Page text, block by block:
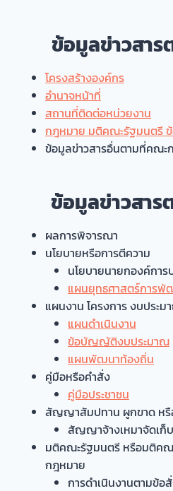
ข้อมูลข่าวสาร
โครงสร้างองค์กร
อำนาจหน้าที่
สถานที่ติดต่อหน่วยงาน
กฎหมาย มติคณะรัฐมนตรี
ข้อมูลข่าวสารอื่นตามที่คณะ
ข้อมูลข่าวสาร
ผลการพิจารณา
นโยบายหรือการตีความ
นโยบายนายกองค์กา
แผนยุทธศาสตร์การพั
แผนงาน โครงการ งบประม
แผนดำเนินงาน
ข้อบัญญัติงบประมาณ
แผนพัฒนาท้องถิ่น
คู่มือหรือคำสั่ง
คู่มือประชาชน
สัญญาสัมปทาน ผูกขาด หรื
สัญญาจ้างเหมาจัดเก็
มติคณะรัฐมนตรี หรือมติคณ
กฎหมาย
การดำเนินงานตามข้